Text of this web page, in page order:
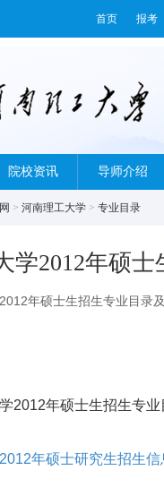
首页 报考
院校资讯 导师介绍
> 河南理工大学 > 专业目录
学2012年硕士
硕士生招生专业目录及参考书
年硕士生招生专业
2012年硕士研究生招生信